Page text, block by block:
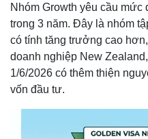
Nhóm Growth yêu cầu mức
trong 3 năm. Đây là nhóm
có tính tăng trưởng cao
doanh nghiệp New
1/6/2026 có thêm thiện
vốn đầu tư.